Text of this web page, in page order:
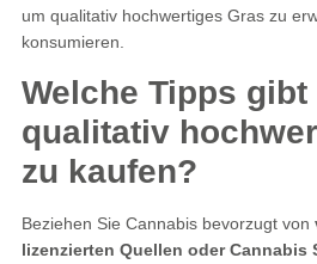
um qualitativ hochwertiges Gras zu
konsumieren.
Welche Tipps gibt
qualitativ
zu kaufen?
Beziehen Sie Cannabis bevorzugt von
lizenzierten Quellen oder Cannabis